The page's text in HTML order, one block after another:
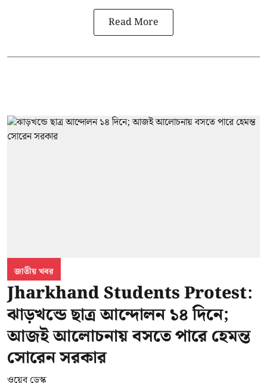
Read More
জাতীয় খবর
Jharkhand Students Protest:
ঝাড়খন্ডে ছাত্র আন্দোলন ১৪ দিনে;
আজই আলোচনায় বসতে পারে হেমন্ত
সোরেন সরকার